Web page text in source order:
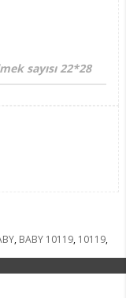
sayısı 22*28
, BABY 10119, 10119,